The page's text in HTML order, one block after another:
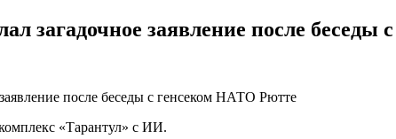
загадочное заявление после
«Тарантул» с ИИ.